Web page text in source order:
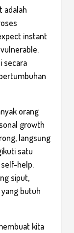
adalah
instant
secara
orang
growth
langsung
satu
help.
siput,
butuh
kita